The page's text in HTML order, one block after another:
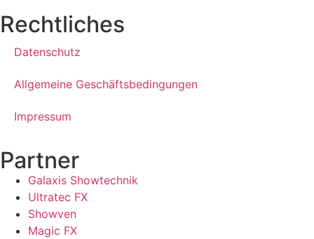
Rechtliches
Datenschutz
Allgemeine Geschäftsbedingungen
Impressum
Partner
Galaxis Showtechnik
Ultratec FX
Showven
Magic FX